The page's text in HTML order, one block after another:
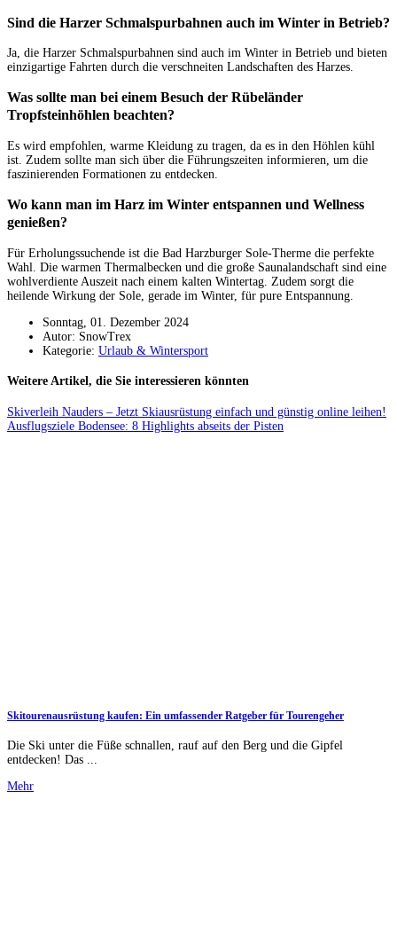
Sind die Harzer Schmalspurbahnen auch im Winter in Betrieb?
Ja, die Harzer Schmalspurbahnen sind auch im Winter in Betrieb und bieten
einzigartige Fahrten durch die verschneiten Landschaften des Harzes.
Was sollte man bei einem Besuch der Rübeländer
Tropfsteinhöhlen beachten?
Es wird empfohlen, warme Kleidung zu tragen, da es in den Höhlen kühl
ist. Zudem sollte man sich über die Führungszeiten informieren, um die
faszinierenden Formationen zu entdecken.
Wo kann man im Harz im Winter entspannen und Wellness
genießen?
Für Erholungssuchende ist die Bad Harzburger Sole-Therme die perfekte
Wahl. Die warmen Thermalbecken und die große Saunalandschaft sind eine
wohlverdiente Auszeit nach einem kalten Wintertag. Zudem sorgt die
heilende Wirkung der Sole, gerade im Winter, für pure Entspannung.
Sonntag, 01. Dezember 2024
Autor: SnowTrex
Kategorie: Urlaub & Wintersport
Weitere Artikel, die Sie interessieren könnten
Skiverleih Nauders – Jetzt Skiausrüstung einfach und günstig online leihen!
Ausflugsziele Bodensee: 8 Highlights abseits der Pisten
Skitourenausrüstung kaufen: Ein umfassender Ratgeber für Tourengeher
Die Ski unter die Füße schnallen, rauf auf den Berg und die Gipfel
entdecken! Das ...
Mehr